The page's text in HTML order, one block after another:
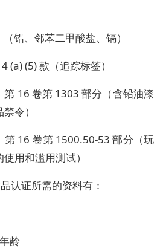
（铅、邻苯二甲酸盐、镉）
(a) (5) 款（追踪标签）
第 16 卷第 1303 部分（含铅油漆
令）
第 16 卷第 1500.50-53 部分（玩
用和滥用测试）
认证所需的资料有：
龄